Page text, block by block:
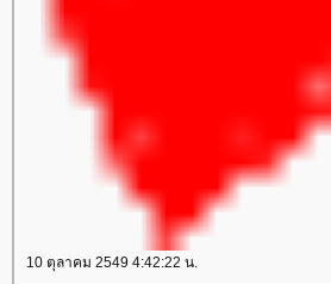
10 ตุลาคม 2549 4:42:22 น.